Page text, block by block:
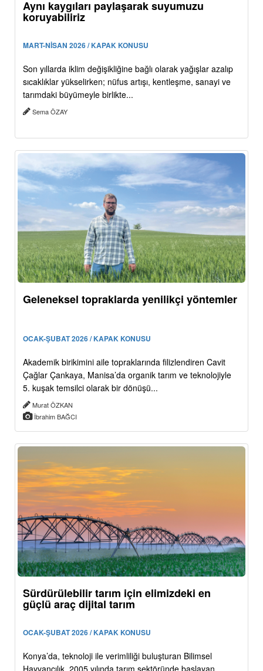
Aynı kaygıları paylaşarak suyumuzu
koruyabiliriz
MART-NİSAN 2026 / KAPAK KONUSU
Son yıllarda iklim değişikliğine bağlı olarak yağışlar azalıp
sıcaklıklar yükselirken; nüfus artışı, kentleşme, sanayi ve
tarımdaki büyümeyle birlikte...
Sema ÖZAY
Geleneksel topraklarda yenilikçi yöntemler
OCAK-ŞUBAT 2026 / KAPAK KONUSU
Akademik birikimini aile topraklarında filizlendiren Cavit
Çağlar Çankaya, Manisa’da organik tarım ve teknolojiyle
5. kuşak temsilci olarak bir dönüşü...
Murat ÖZKAN
İbrahim BAĞCI
Sürdürülebilir tarım için elimizdeki en
güçlü araç dijital tarım
OCAK-ŞUBAT 2026 / KAPAK KONUSU
Konya’da, teknoloji ile verimliliği buluşturan Bilimsel
Hayvancılık, 2005 yılında tarım sektöründe başlayan